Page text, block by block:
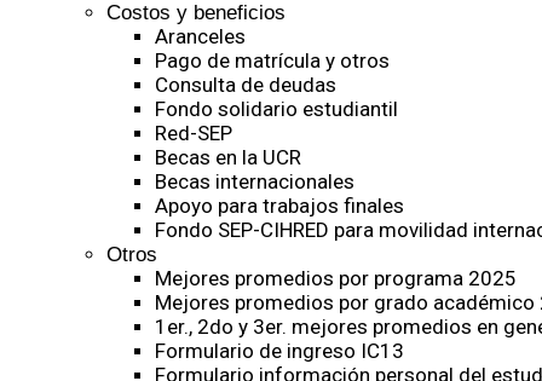
Costos y beneficios
Aranceles
Pago de matrícula y otros
Consulta de deudas
Fondo solidario estudiantil
Red-SEP
Becas en la UCR
Becas internacionales
Apoyo para trabajos finales
Fondo SEP-CIHRED para movilidad
Otros
Mejores promedios por programa 2025
Mejores promedios por grado académico
1er., 2do y 3er. mejores promedios en
Formulario de ingreso IC13
Formulario información personal del